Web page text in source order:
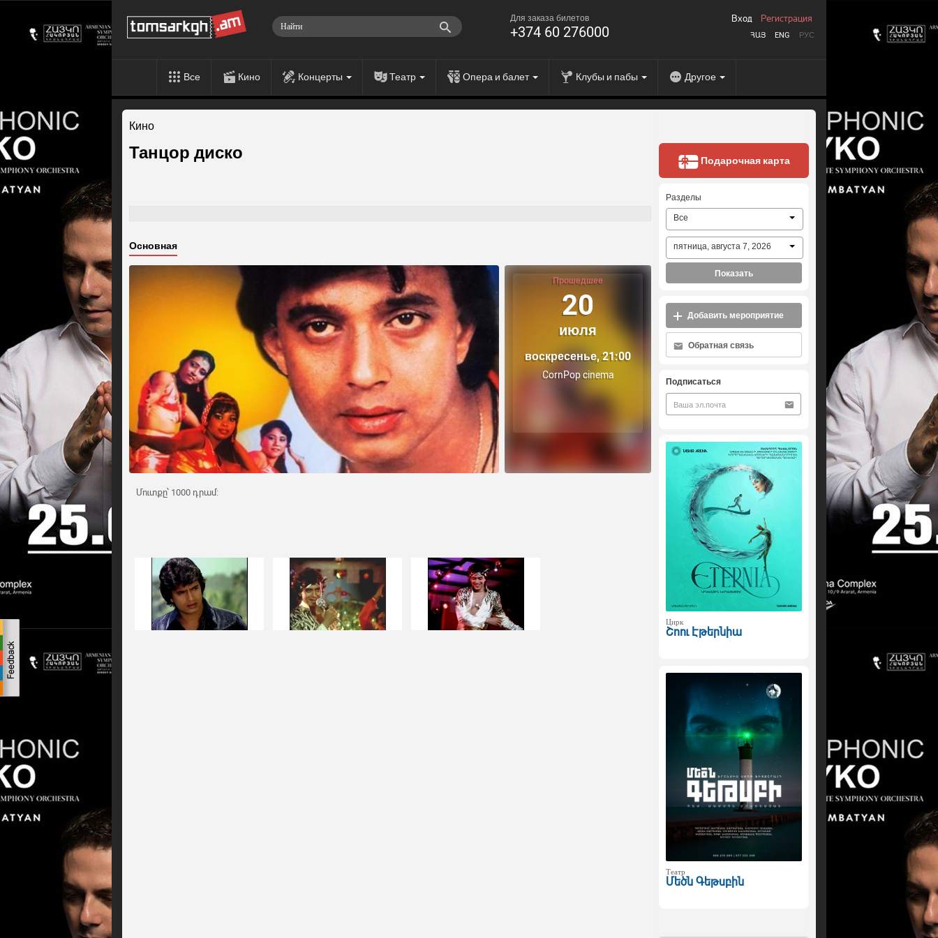
Для заказа билетов
+374 60 276000 ՀԱՅ ENG РУС
Вход Регистрация
Все Кино Концерты Театр Опера и балет Клубы и пабы Другое
Кино
Танцор диско
Основная
Прошедшее
20
июля
воскресенье, 21:00
CornPop cinema
Մուտքը՝ 1000 դրամ:
Подарочная карта
Разделы
Все
пятница, августа 7, 2026
Показать
Добавить мероприятие
Обратная связь
Подписаться
Цирк
Շոու Էթերնիա
Театр
Մեծն Գեթսբին